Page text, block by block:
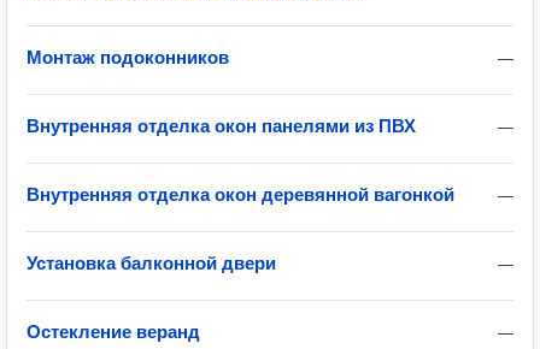
—
Монтаж подоконников
—
Внутренняя отделка окон панелями из ПВХ
—
Внутренняя отделка окон деревянной вагонкой
—
Установка балконной двери
—
Остекление веранд